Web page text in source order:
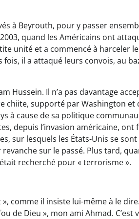
à Beyrouth, pour y passer
quand les Américains ont
unité et a commencé à harceler
il a attaqué leurs convois, au
Hussein. Il n’a pas davantage
chiite, supporté par Washington et
à cause de sa politique
depuis l’invasion américaine, ont
sur lesquels les États-Unis se
sur le passé. Plus tard,
recherché pour « terrorisme ».
comme il insiste lui-même à le
de Dieu », mon ami Ahmad.